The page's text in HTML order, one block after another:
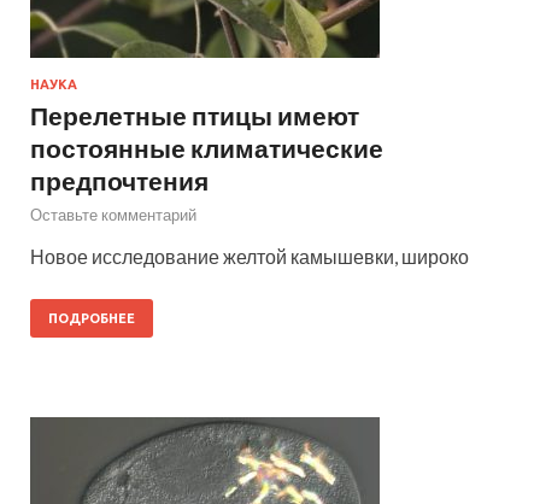
НАУКА
Перелетные птицы имеют
постоянные климатические
предпочтения
Оставьте комментарий
Новое исследование желтой камышевки, широко
ПОДРОБНЕЕ